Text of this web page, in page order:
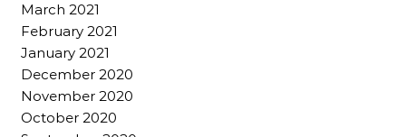
March 2021
February 2021
January 2021
December 2020
November 2020
October 2020